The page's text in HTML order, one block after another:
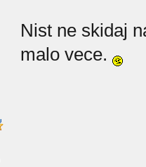
Nist ne skidaj
malo vece.